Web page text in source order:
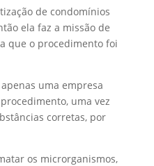
de condomínios
ela faz a missão de
que o procedimento foi
uma empresa
uma vez
corretas, por
os microrganismos,